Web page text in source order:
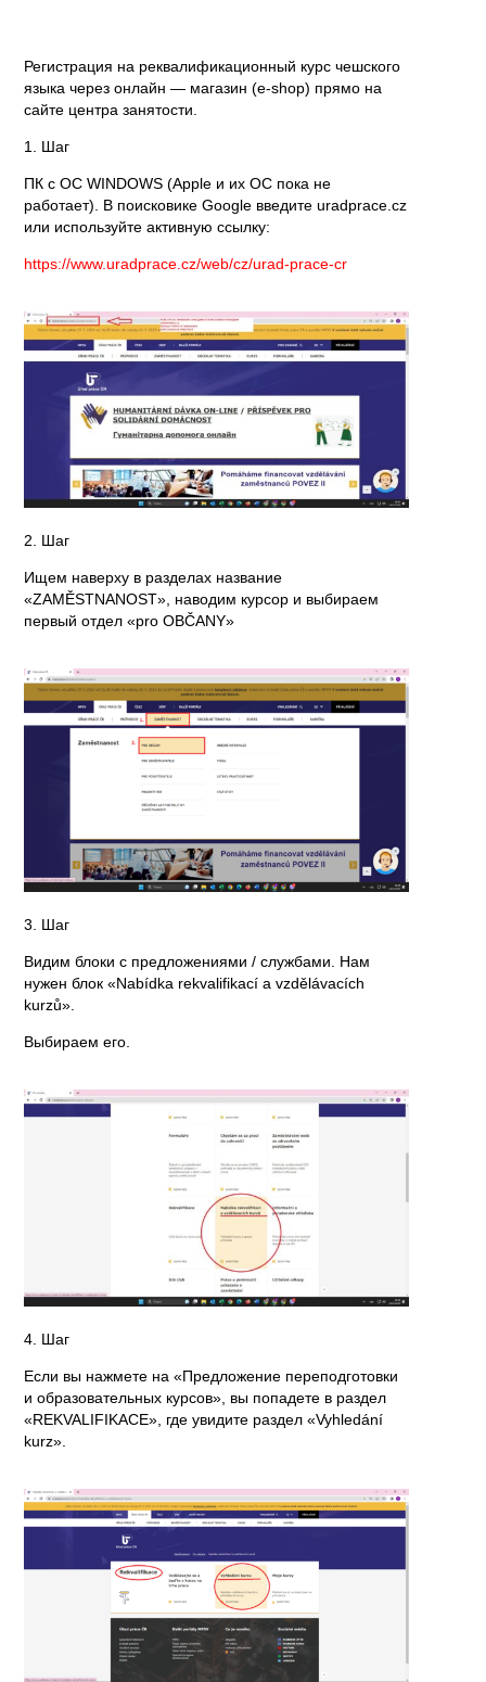
Регистрация на реквалификационный курс чешского
языка через онлайн — магазин (e-shop) прямо на
сайте центра занятости.
1. Шаг
ПК с ОС WINDOWS (Apple и их ОС пока не
работает). В поисковике Google введите uradprace.cz
или используйте активную ссылку:
https://www.uradprace.cz/web/cz/urad-prace-cr
2. Шаг
Ищем наверху в разделах название
«ZAMĚSTNANOST», наводим курсор и выбираем
первый отдел «pro OBČANY»
3. Шаг
Видим блоки с предложениями / службами. Нам
нужен блок«Nabídka rekvalifikací a vzdělávacích
kurzů».
Выбираем его.
4. Шаг
Если вы нажмете на «Предложение переподготовки
и образовательных курсов», вы попадете в раздел
«REKVALIFIKACE» , где увидите раздел«Vyhledání
kurz»